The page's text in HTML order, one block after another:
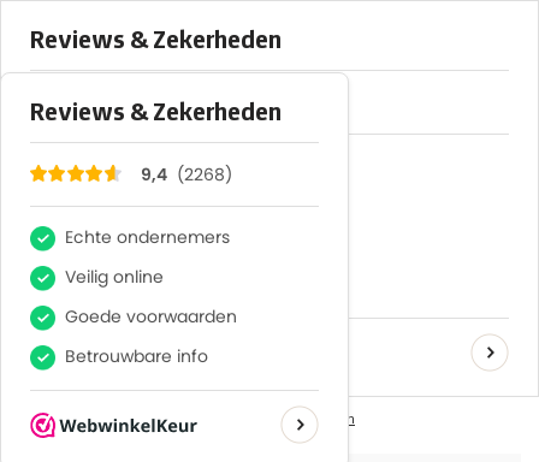
9,4
misbruiken, wij zijn dit niet en verkopen uitsluitend in onze winkel of
webshop.
MENU
Dragon Ball SS2 Gohan Giant Figure Limit
Breaker 30cm
0 reviews -je beoordeling toevoegen